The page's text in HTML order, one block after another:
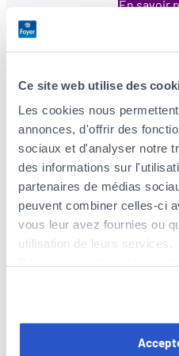
Ce site web utilise des
Les cookies nous
annonces, d'offrir des
sociaux et d'analyser notre
des informations sur
partenaires de médias
peuvent combiner celles-ci
vous leur avez fournies ou
utilisation de leurs services.
Vous avez la possibilité de
En savoir
Tentez votre
moovvous rembourse votre
Si vous souhaitez participer
règlement du concours.